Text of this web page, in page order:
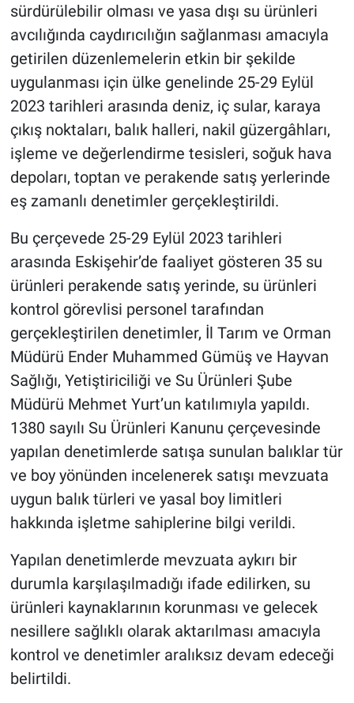
sürdürülebilir olması ve yasa dışı su ürünleri
avcılığında caydırıcılığın sağlanması amacıyla
getirilen düzenlemelerin etkin bir şekilde
uygulanması için ülke genelinde 25-29 Eylül
2023 tarihleri arasında deniz, iç sular, karaya
çıkış noktaları, balık halleri, nakil güzergâhları,
işleme ve değerlendirme tesisleri, soğuk hava
depoları, toptan ve perakende satış yerlerinde
eş zamanlı denetimler gerçekleştirildi.
Bu çerçevede 25-29 Eylül 2023 tarihleri
arasında Eskişehir’de faaliyet gösteren 35 su
ürünleri perakende satış yerinde, su ürünleri
kontrol görevlisi personel tarafından
gerçekleştirilen denetimler, İl Tarım ve Orman
Müdürü Ender Muhammed Gümüş ve Hayvan
Sağlığı, Yetiştiriciliği ve Su Ürünleri Şube
Müdürü Mehmet Yurt’un katılımıyla yapıldı.
1380 sayılı Su Ürünleri Kanunu çerçevesinde
yapılan denetimlerde satışa sunulan balıklar tür
ve boy yönünden incelenerek satışı mevzuata
uygun balık türleri ve yasal boy limitleri
hakkında işletme sahiplerine bilgi verildi.
Yapılan denetimlerde mevzuata aykırı bir
durumla karşılaşılmadığı ifade edilirken, su
ürünleri kaynaklarının korunması ve gelecek
nesillere sağlıklı olarak aktarılması amacıyla
kontrol ve denetimler aralıksız devam edeceği
belirtildi.